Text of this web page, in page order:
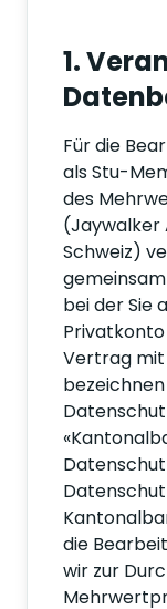
1.
Für die
als Stu-
des
(Jaywalker
Schweiz)
bei der Sie
Vertrag mit
die
wir zur